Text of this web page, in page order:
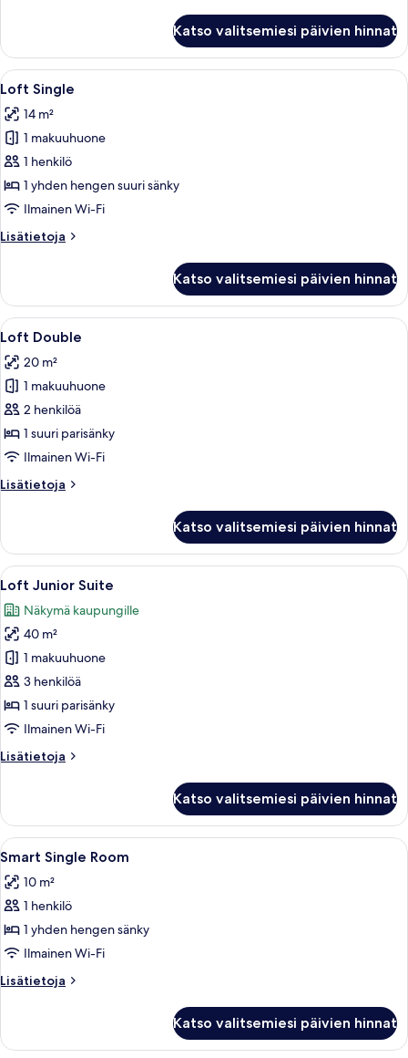
kaupunkinäköala
kuvat
1
suuri
parisänky
vuodesohva,
sauna,
Katso valitsemiesi päivien hinnat
Avaa
kaikki
huonetyypin
Loft
Single
kuvat
Hotellihuone, jossa on sänky,
4
Loft Single
14 m²
1 makuuhuone
1 henkilö
1 yhden hengen suuri sänky
Ilmainen Wi-Fi
Lisätietoja
Lisätietoja
Katso valitsemiesi päivien hinnat
Avaa
kaikki
huonetyypin
Loft
Double
kuvat
Makuuhuone, jossa on kattolyhty,
6
Loft Double
20 m²
1 makuuhuone
2 henkilöä
1 suuri parisänky
Ilmainen Wi-Fi
Lisätietoja
Lisätietoja
Katso valitsemiesi päivien hinnat
Avaa
kaikki
huonetyypin
Loft
Junior
Suite
kuvat
Moderni makuuhuone, jossa on
4
Loft Junior Suite
Näkymä kaupungille
40 m²
1 makuuhuone
3 henkilöä
1 suuri parisänky
Ilmainen Wi-Fi
Lisätietoja
Lisätietoja
Suite
Katso valitsemiesi päivien hinnat
Avaa
kaikki
huonetyypin
Smart
Single
Room
kuvat
Moderni makuuhuone, jossa on
6
Smart Single Room
10 m²
1 henkilö
1 yhden hengen sänky
Ilmainen Wi-Fi
Lisätietoja
Lisätietoja
Room
Katso valitsemiesi päivien hinnat